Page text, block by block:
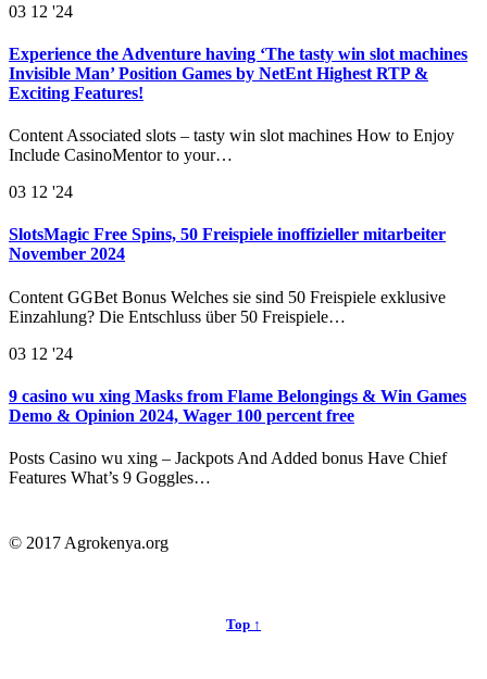
03 12 '24
Experience the Adventure having ‘The tasty win slot machines
Invisible Man’ Position Games by NetEnt Highest RTP &
Exciting Features!
Content Associated slots – tasty win slot machines How to Enjoy
Include CasinoMentor to your…
03 12 '24
SlotsMagic Free Spins, 50 Freispiele inoffizieller mitarbeiter
November 2024
Content GGBet Bonus Welches sie sind 50 Freispiele exklusive
Einzahlung? Die Entschluss über 50 Freispiele…
03 12 '24
9 casino wu xing Masks from Flame Belongings & Win Games
Demo & Opinion 2024, Wager 100 percent free
Posts Casino wu xing – Jackpots And Added bonus Have Chief
Features What’s 9 Goggles…
© 2017 Agrokenya.org
Top ↑